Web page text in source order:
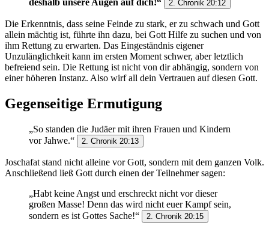
2. Chronik 20:12
Die Erkenntnis, dass seine Feinde zu stark, er zu schwach und Gott
allein mächtig ist, führte ihn dazu, bei Gott Hilfe zu suchen und von
ihm Rettung zu erwarten. Das Eingeständnis eigener
Unzulänglichkeit kann im ersten Moment schwer, aber letztlich
befreiend sein. Die Rettung ist nicht von dir abhängig, sondern von
einer höheren Instanz. Also wirf all dein Vertrauen auf diesen Gott.
Gegenseitige Ermutigung
„So standen die Judäer mit ihren Frauen und Kindern
vor Jahwe.“
2. Chronik 20:13
Joschafat stand nicht alleine vor Gott, sondern mit dem ganzen Volk.
Anschließend ließ Gott durch einen der Teilnehmer sagen:
„Habt keine Angst und erschreckt nicht vor dieser
großen Masse! Denn das wird nicht euer Kampf sein,
sondern es ist Gottes Sache!“
2. Chronik 20:15